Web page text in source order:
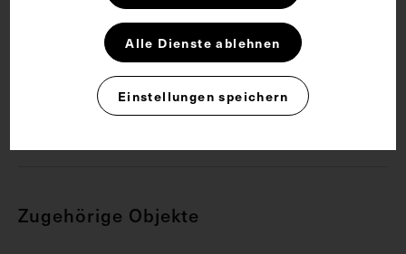
Lehrmittel Zwerchfell
Zugehörige Objekte
Alle Dienste ablehnen
Einstellungen speichern